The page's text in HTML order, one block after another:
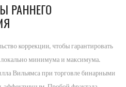
РАННЕГО
коррекции, чтобы гарантировать
минимума и максимума.
Вильямса при торговле бинарными